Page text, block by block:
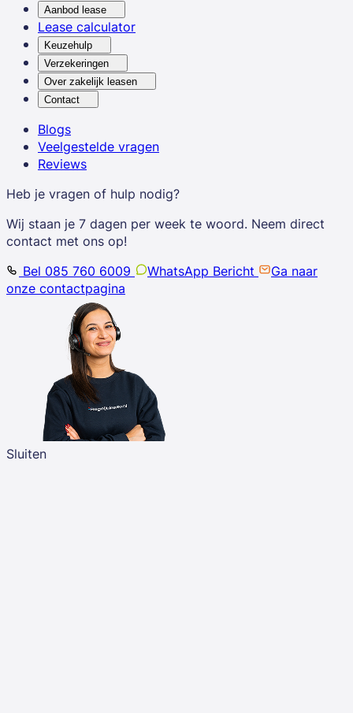
Aanbod lease
Lease calculator
Keuzehulp
Verzekeringen
Over zakelijk leasen
Contact
Blogs
Veelgestelde vragen
Reviews
Heb je vragen of hulp nodig?
Wij staan je 7 dagen per week te woord. Neem direct
contact met ons op!
Bel 085 760 6009
WhatsApp Bericht
Ga naar
onze contactpagina
Sluiten